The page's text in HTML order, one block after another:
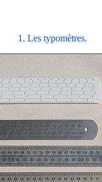
1. Les typomètres.